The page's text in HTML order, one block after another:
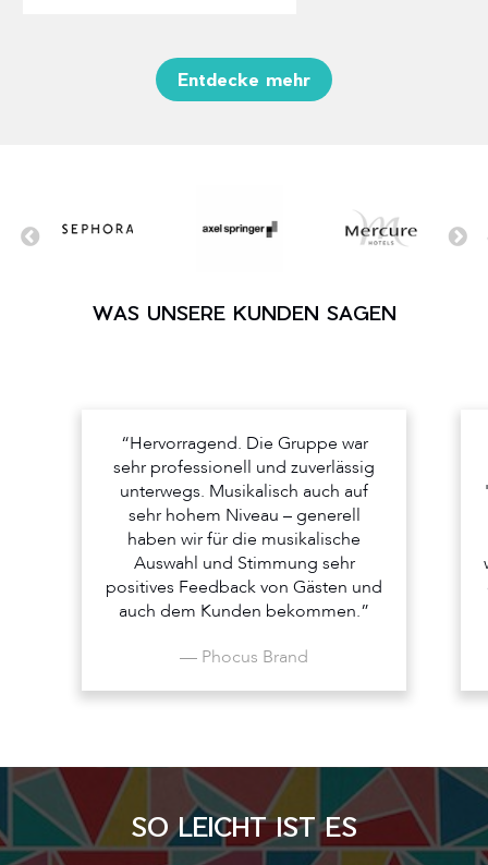
Entdecke mehr
WAS UNSERE KUNDEN SAGEN
“Hervorragend. Die Gruppe war
sehr professionell und zuverlässig
unterwegs. Musikalisch auch auf
sehr hohem Niveau – generell
haben wir für die musikalische
Auswahl und Stimmung sehr
positives Feedback von Gästen und
auch dem Kunden bekommen.”
— Phocus Brand
SO LEICHT IST ES